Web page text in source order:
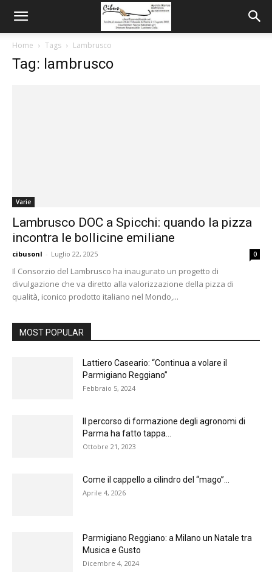
Home Tags Lambrusco
Tag: lambrusco
Varie
Lambrusco DOC a Spicchi: quando la pizza
incontra le bollicine emiliane
cibusonl - Luglio 22, 2025 0
Il Consorzio del Lambrusco ha inaugurato un progetto di
divulgazione che va diretto alla valorizzazione della pizza di
qualità, iconico prodotto italiano nel Mondo,...
MOST POPULAR
Lattiero Caseario: “Continua a volare il
Parmigiano Reggiano”
Febbraio 5, 2024
Il percorso di formazione degli agronomi di
Parma ha fatto tappa...
Ottobre 21, 2023
Come il cappello a cilindro del “mago”…
Aprile 4, 2026
Parmigiano Reggiano: a Milano un Natale tra
Musica e Gusto
Dicembre 4, 2024